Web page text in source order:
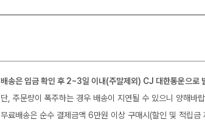
배송은 입금 확인 후 2~3일 이내(주말제외) CJ 대한통운으로
단, 주문량이 폭주하는 경우 배송이 지연될 수 있으니 양해바
무료배송은 순수 결제금액 6만원 이상 구매시(할인 및 적립금